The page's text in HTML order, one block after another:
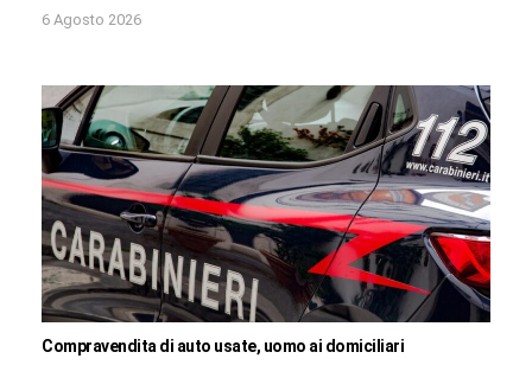
6 Agosto 2026
Compravendita di auto usate, uomo ai domiciliari